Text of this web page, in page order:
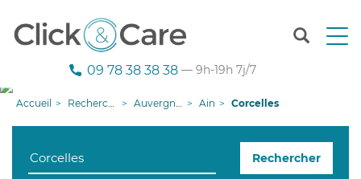
T
n
09 78 38 38 38 — 9h-19h 7j/7
Accueil Recherche aide à domicile Auvergne-Rhône-Alpes Ain Corcelles
Rechercher